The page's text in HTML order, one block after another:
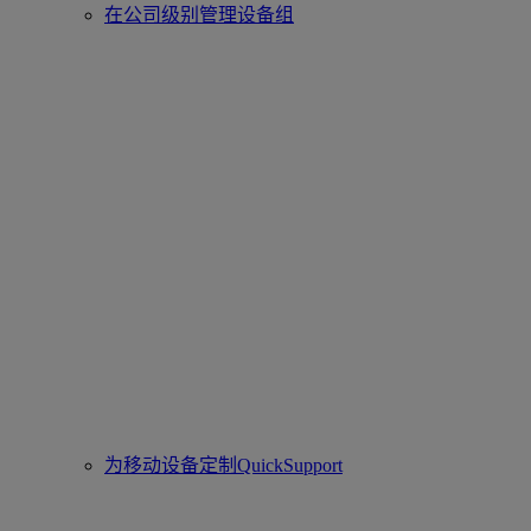
在公司级别管理设备组
为移动设备定制QuickSupport